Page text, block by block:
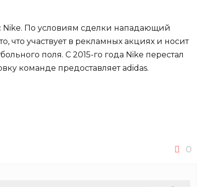
По условиям сделки нападающий
что участвует в рекламных акциях и носит
поля. С 2015-го года Nike перестал
команде предоставляет adidas.
0